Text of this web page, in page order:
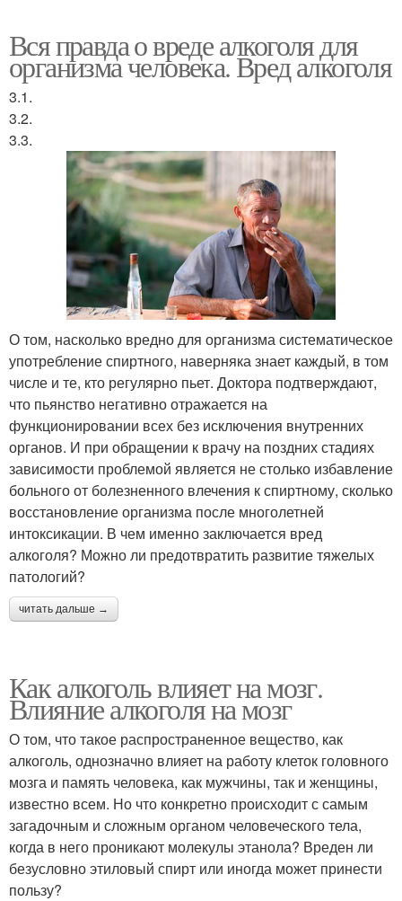
Вся правда о вреде алкоголя для
организма человека. Вред алкоголя
3.1.
3.2.
3.3.
О том, насколько вредно для организма систематическое
употребление спиртного, наверняка знает каждый, в том
числе и те, кто регулярно пьет. Доктора подтверждают,
что пьянство негативно отражается на
функционировании всех без исключения внутренних
органов. И при обращении к врачу на поздних стадиях
зависимости проблемой является не столько избавление
больного от болезненного влечения к спиртному, сколько
восстановление организма после многолетней
интоксикации. В чем именно заключается вред
алкоголя? Можно ли предотвратить развитие тяжелых
патологий?
читать дальше →
Как алкоголь влияет на мозг.
Влияние алкоголя на мозг
О том, что такое распространенное вещество, как
алкоголь, однозначно влияет на работу клеток головного
мозга и память человека, как мужчины, так и женщины,
известно всем. Но что конкретно происходит с самым
загадочным и сложным органом человеческого тела,
когда в него проникают молекулы этанола? Вреден ли
безусловно этиловый спирт или иногда может принести
пользу?